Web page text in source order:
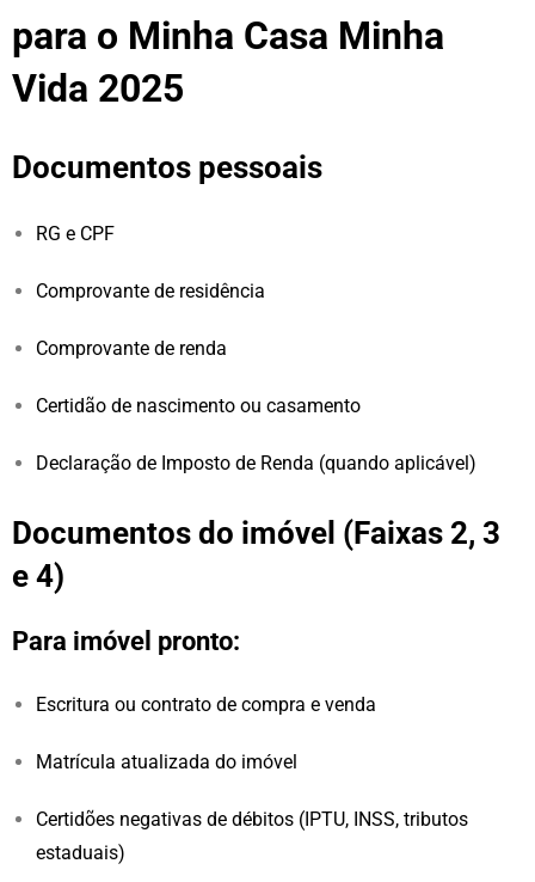
para o Minha Casa Minha
Vida 2025
Documentos pessoais
RG e CPF
Comprovante de residência
Comprovante de renda
Certidão de nascimento ou casamento
Declaração de Imposto de Renda (quando aplicável)
Documentos do imóvel (Faixas 2, 3
e 4)
Para imóvel pronto:
Escritura ou contrato de compra e venda
Matrícula atualizada do imóvel
Certidões negativas de débitos (IPTU, INSS, tributos
estaduais)